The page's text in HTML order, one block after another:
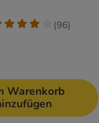
(96)
Warenkorb